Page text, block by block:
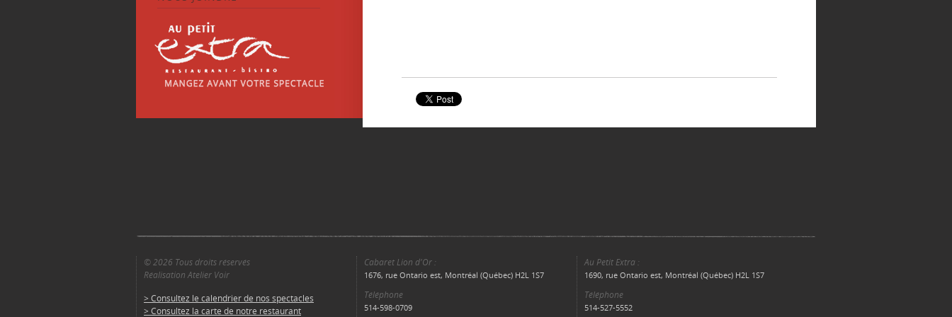
© 2026 Tous droits réservés
Réalisation Atelier Voir
> Consultez le calendrier de nos spectacles
> Consultez la carte de notre restaurant
Cabaret Lion d'Or :
1676, rue Ontario est, Montréal (Québec) H2L 1S7
Téléphone
514-598-0709
Au Petit Extra :
1690, rue Ontario est, Montréal (Québec) H2L 1S7
Téléphone
514-527-5552